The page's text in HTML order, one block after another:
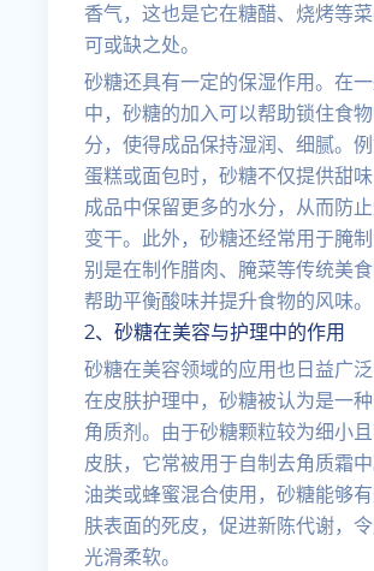
香气，这也是它在糖醋、烧烤等
可或缺之处。
砂糖还具有一定的保湿作用。在
中，砂糖的加入可以帮助锁住食
分，使得成品保持湿润、细腻。
蛋糕或面包时，砂糖不仅提供甜
成品中保留更多的水分，从而防
变干。此外，砂糖还经常用于腌
别是在制作腊肉、腌菜等传统美
帮助平衡酸味并提升食物的风味。
2、砂糖在美容与护理中的作用
砂糖在美容领域的应用也日益广
在皮肤护理中，砂糖被认为是一
角质剂。由于砂糖颗粒较为细小
皮肤，它常被用于自制去角质霜
油类或蜂蜜混合使用，砂糖能够
肤表面的死皮，促进新陈代谢，
光滑柔软。